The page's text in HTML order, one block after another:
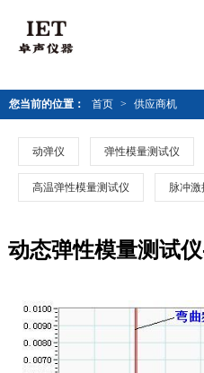
您当前的位置： 首页 > 供应商机
动弹仪 弹性模量测试仪
高温弹性模量测试仪 脉冲